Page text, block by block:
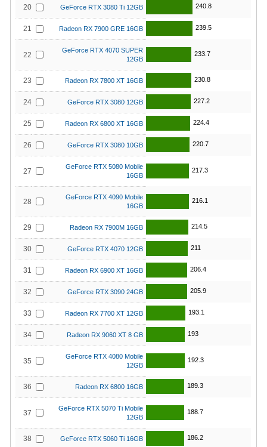
20 GeForce RTX 3080 Ti 12GB 240.8
21 Radeon RX 7900 GRE 16GB 239.5
22
GeForce RTX 4070 SUPER
12GB
233.7
23 Radeon RX 7800 XT 16GB 230.8
24 GeForce RTX 3080 12GB 227.2
25 Radeon RX 6800 XT 16GB 224.4
26 GeForce RTX 3080 10GB 220.7
27
GeForce RTX 5080 Mobile
16GB
217.3
28
GeForce RTX 4090 Mobile
16GB
216.1
29 Radeon RX 7900M 16GB 214.5
30 GeForce RTX 4070 12GB 211
31 Radeon RX 6900 XT 16GB 206.4
32 GeForce RTX 3090 24GB 205.9
33 Radeon RX 7700 XT 12GB 193.1
34 Radeon RX 9060 XT 8 GB 193
35
GeForce RTX 4080 Mobile
12GB
192.3
36 Radeon RX 6800 16GB 189.3
37
GeForce RTX 5070 Ti Mobile
12GB
188.7
38 GeForce RTX 5060 Ti 16GB 186.2